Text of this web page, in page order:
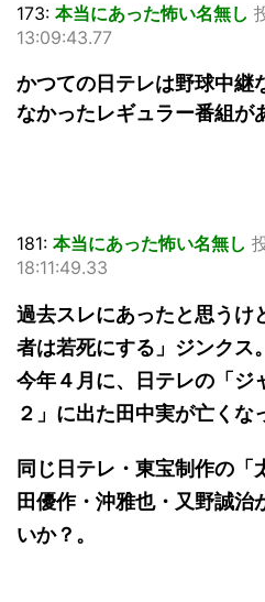
173: 本当にあった怖い名無し
13:09:43.77
かつての日テレは野球中継
なかったレギュラー番組が
181: 本当にあった怖い名無し
18:11:49.33
過去スレにあったと思うけ
者は若死にする」ジンクス。
今年４月に、日テレの「ジ
２」に出た田中実が亡くな
同じ日テレ・東宝制作の「
田優作・沖雅也・又野誠治
いか？。